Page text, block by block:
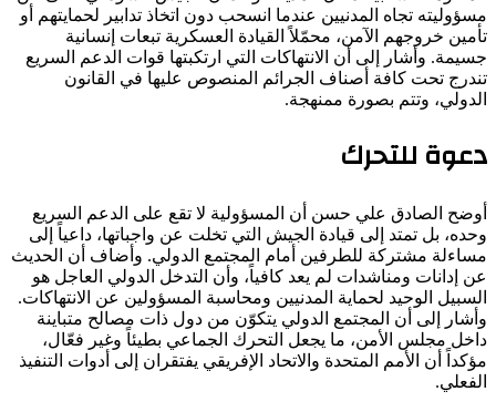
مسؤوليته تجاه المدنيين عندما انسحب دون اتخاذ تدابير لحمايتهم أو
تأمين خروجهم الآمن، محمّلاً القيادة العسكرية تبعات إنسانية
جسيمة. وأشار إلى أن الانتهاكات التي ارتكبتها قوات الدعم السريع
تندرج تحت كافة أصناف الجرائم المنصوص عليها في القانون
الدولي، وتتم بصورة ممنهجة.
دعوة للتحرك
أوضح الصادق علي حسن أن المسؤولية لا تقع على الدعم السريع
وحده، بل تمتد إلى قيادة الجيش التي تخلت عن واجباتها، داعياً إلى
مساءلة مشتركة للطرفين أمام المجتمع الدولي. وأضاف أن الحديث
عن إدانات ومناشدات لم يعد كافياً، وأن التدخل الدولي العاجل هو
السبيل الوحيد لحماية المدنيين ومحاسبة المسؤولين عن الانتهاكات.
وأشار إلى أن المجتمع الدولي يتكوّن من دول ذات مصالح متباينة
داخل مجلس الأمن، ما يجعل التحرك الجماعي بطيئاً وغير فعّال،
مؤكداً أن الأمم المتحدة والاتحاد الإفريقي يفتقران إلى أدوات التنفيذ
الفعلي.